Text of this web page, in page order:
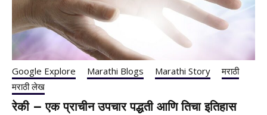
Google Explore Marathi Blogs Marathi Story
मराठी
मराठी लेख
रेकी – एक प्राचीन उपचार पद्धती आणि तिचा इतिहास